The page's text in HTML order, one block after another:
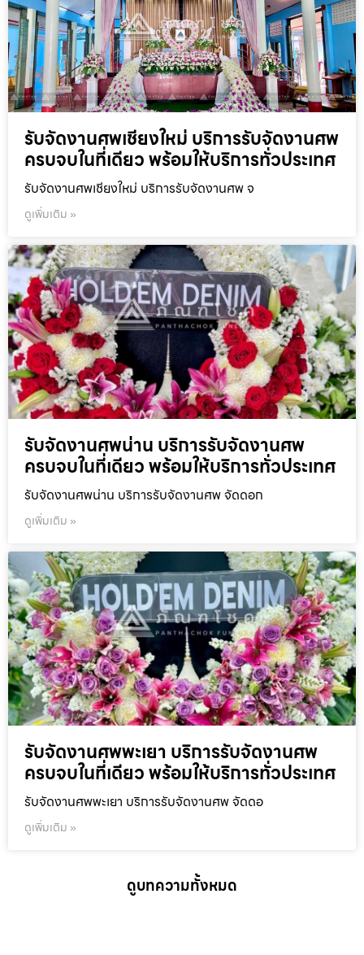
รับจัดงานศพเชียงใหม่ บริการรับจัดงานศพ
ครบจบในที่เดียว พร้อมให้บริการทั่วประเทศ
รับจัดงานศพเชียงใหม่ บริการรับจัดงานศพ จ
ดูเพิ่มเติม »
รับจัดงานศพน่าน บริการรับจัดงานศพ
ครบจบในที่เดียว พร้อมให้บริการทั่วประเทศ
รับจัดงานศพน่าน บริการรับจัดงานศพ จัดดอก
ดูเพิ่มเติม »
รับจัดงานศพพะเยา บริการรับจัดงานศพ
ครบจบในที่เดียว พร้อมให้บริการทั่วประเทศ
รับจัดงานศพพะเยา บริการรับจัดงานศพ จัดดอ
ดูเพิ่มเติม »
ดูบทความทั้งหมด